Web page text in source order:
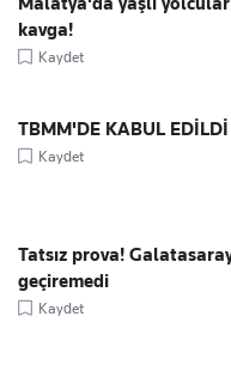
kavga!
Kaydet
TBMM'DE KABUL EDİLDİ
Kaydet
Tatsız prova!
geçiremedi
Kaydet